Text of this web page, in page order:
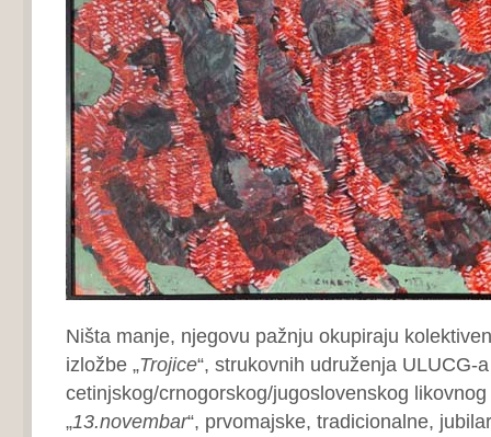
Ništa manje, njegovu pažnju okupiraju
izložbe „Trojice“, strukovnih udruženja ULUCG-
cetinjskog/crnogorskog/jugoslovenskog
„13.novembar“, prvomajske, tradicionalne,